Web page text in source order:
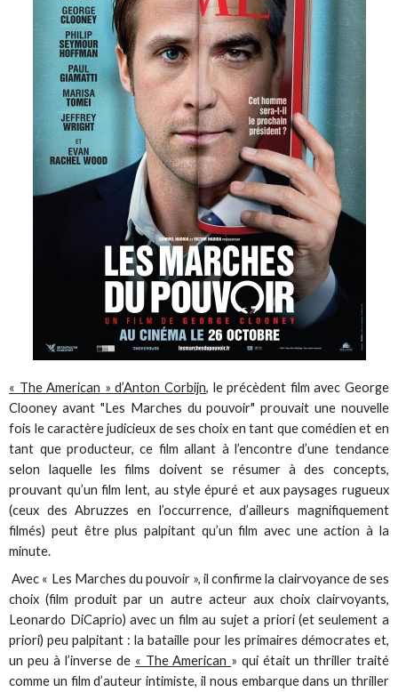
« The American » d’Anton Corbijn, le précèdent film avec George
Clooney avant "Les Marches du pouvoir" prouvait une nouvelle
fois le caractère judicieux de ses choix en tant que comédien et en
tant que producteur, ce film allant à l’encontre d’une tendance
selon laquelle les films doivent se résumer à des concepts,
prouvant qu’un film lent, au style épuré et aux paysages rugueux
(ceux des Abruzzes en l’occurrence, d’ailleurs magnifiquement
filmés) peut être plus palpitant qu’un film avec une action à la
minute.
Avec « Les Marches du pouvoir », il confirme la clairvoyance de ses
choix (film produit par un autre acteur aux choix clairvoyants,
Leonardo DiCaprio) avec un film au sujet a priori (et seulement a
priori) peu palpitant : la bataille pour les primaires démocrates et,
un peu à l’inverse de « The American » qui était un thriller traité
comme un film d’auteur intimiste, il nous embarque dans un thriller